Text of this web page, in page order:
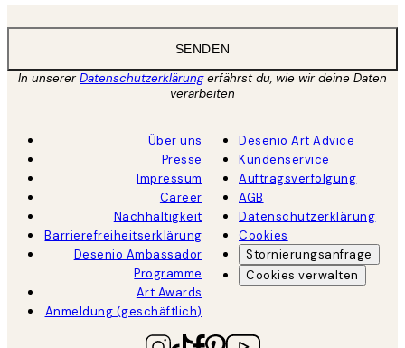
SENDEN
In unsererDatenschutzerklärungerfährst du, wie wir deine Daten
verarbeiten
Über uns
Presse
Impressum
Career
Nachhaltigkeit
Barrierefreiheitserklärung
Desenio Ambassador
Programme
Art Awards
Anmeldung (geschäftlich)
Desenio Art Advice
Kundenservice
Auftragsverfolgung
AGB
Datenschutzerklärung
Cookies
Stornierungsanfrage
Cookies verwalten